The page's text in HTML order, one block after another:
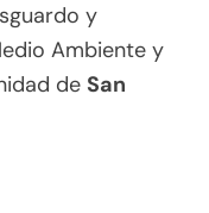
y
Ambiente y
de San